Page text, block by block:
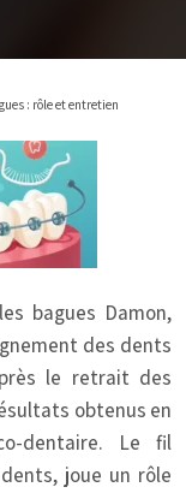
: rôle et entretien
bagues Damon,
des dents
le retrait des
obtenus en
dentaire. Le fil
joue un rôle